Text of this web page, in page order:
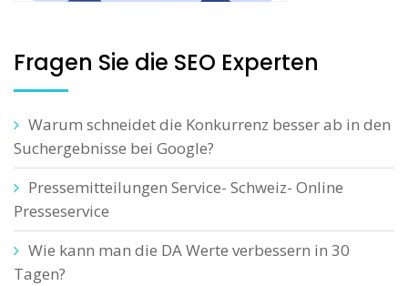
Fragen Sie die SEO Experten
Warum schneidet die Konkurrenz besser ab in den
Suchergebnisse bei Google?
Pressemitteilungen Service- Schweiz- Online
Presseservice
Wie kann man die DA Werte verbessern in 30
Tagen?